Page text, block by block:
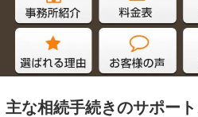
主な相続手続きのサポー